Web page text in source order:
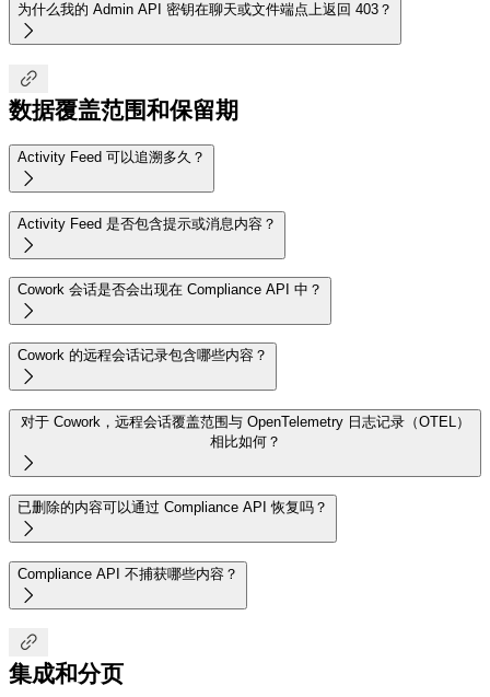
为什么我的 Admin API 密钥在聊天或文件端点上返回 403？


数据覆盖范围和保留期
Activity Feed 可以追溯多久？

Activity Feed 是否包含提示或消息内容？

Cowork 会话是否会出现在 Compliance API 中？

Cowork 的远程会话记录包含哪些内容？

对于 Cowork，远程会话覆盖范围与 OpenTelemetry 日志记录（OTEL）
相比如何？

已删除的内容可以通过 Compliance API 恢复吗？

Compliance API 不捕获哪些内容？


集成和分页